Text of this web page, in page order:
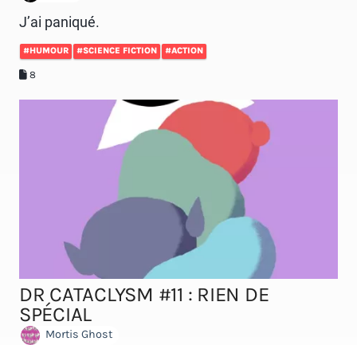
J’ai paniqué.
#HUMOUR #SCIENCE FICTION #ACTION
8
DR CATACLYSM #11 : RIEN DE
SPÉCIAL
Mortis Ghost